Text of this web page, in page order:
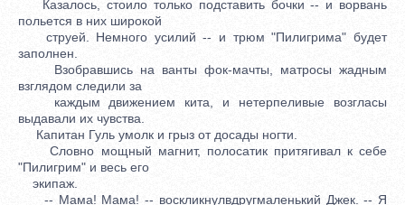
Казалось, стоило только подставить бочки -- и ворвань
польется в них широкой
струей. Немного усилий -- и трюм "Пилигрима" будет
заполнен.
Взобравшись на ванты фок-мачты, матросы жадным
взглядом следили за
каждым движением кита, и нетерпеливые возгласы
выдавали их чувства.
Капитан Гуль умолк и грыз от досады ногти.
Словно мощный магнит, полосатик притягивал к себе
"Пилигрим" и весь его
экипаж.
-- Мама! Мама! -- воскликнулвдругмаленький Джек. -- Я